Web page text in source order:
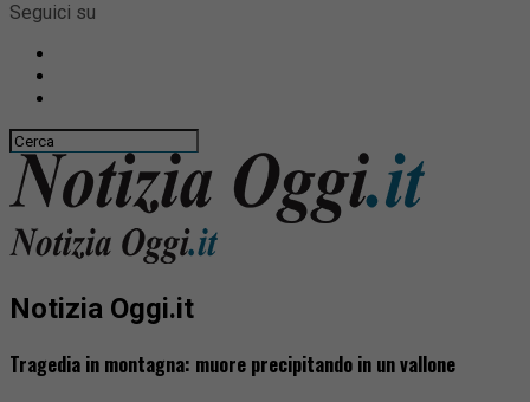
Seguici su
Notizia Oggi.it
Tragedia in montagna: muore precipitando in un vallone